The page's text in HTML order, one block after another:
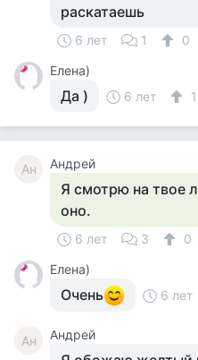
раскатаешь
6 лет 1
0
Елена)
Да ) 6 лет 1
Ан Андрей
Я смотрю на твое
оно.
6 лет 3
0
Елена)
Очень 6 лет
Ан Андрей